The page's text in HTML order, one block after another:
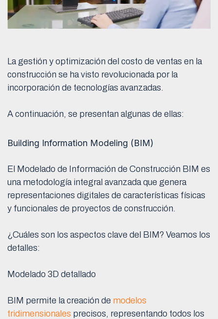
La gestión y optimización del costo de ventas en la
construcción se ha visto revolucionada por la
incorporación de tecnologías avanzadas.
A continuación, se presentan algunas de ellas:
Building Information Modeling (BIM)
El Modelado de Información de Construcción BIM es
una metodología integral avanzada que genera
representaciones digitales de características físicas
y funcionales de proyectos de construcción.
¿Cuáles son los aspectos clave del BIM? Veamos los
detalles:
Modelado 3D detallado
BIM permite la creación de modelos
tridimensionales precisos, representando todos los